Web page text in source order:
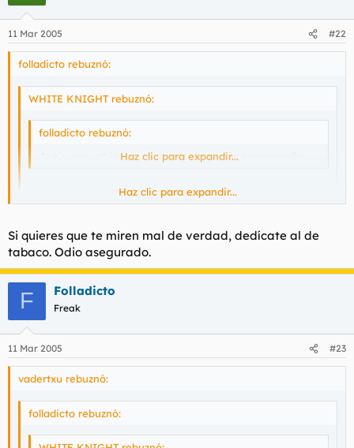
11 Mar 2005 #22
folladicto rebuznó:
WHITE KNIGHT rebuznó:
folladicto rebuznó:
Jo tio que rabia y a mi no me denuncia nunca nadie
Haz clic para expandir...
Es que por robar bragas de los tendederos, como mucho te
Que va hombre lo decia porque me dedico al tráfico de drogas,
niños, mujeres y organos entre otras cosas.
Haz clic para expandir...
Si quieres que te miren mal de verdad, dedícate al de
tabaco. Odio asegurado.
F Folladicto
Freak
11 Mar 2005 #23
vadertxu rebuznó:
folladicto rebuznó: